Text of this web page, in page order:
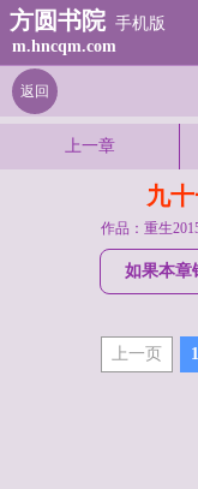
方圆书院 手机版
m.hncqm.com
返回
上一章
九
作品：重生
如果本章
上一页 1
“